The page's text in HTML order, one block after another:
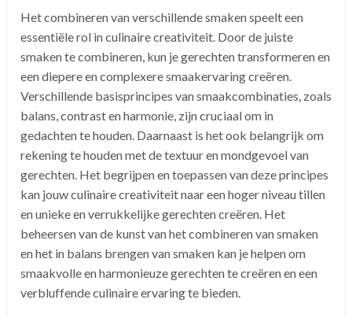
Het combineren van verschillende smaken speelt een
essentiële rol in culinaire creativiteit. Door de juiste
smaken te combineren, kun je gerechten transformeren en
een diepere en complexere smaakervaring creëren.
Verschillende basisprincipes van smaakcombinaties, zoals
balans, contrast en harmonie, zijn cruciaal om in
gedachten te houden. Daarnaast is het ook belangrijk om
rekening te houden met de textuur en mondgevoel van
gerechten. Het begrijpen en toepassen van deze principes
kan jouw culinaire creativiteit naar een hoger niveau tillen
en unieke en verrukkelijke gerechten creëren. Het
beheersen van de kunst van het combineren van smaken
en het in balans brengen van smaken kan je helpen om
smaakvolle en harmonieuze gerechten te creëren en een
verbluffende culinaire ervaring te bieden.